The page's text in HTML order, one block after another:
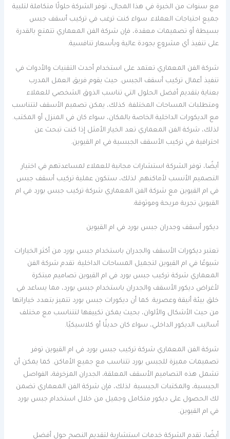
مع سنوات من الخبرة في هذا المجال، توفر الشركة حلولًا متكاملة لتلبية
جميع احتياجات العملاء. سواء كنت ترغب في تركيب أسقف جبس
بسيطة أو تصميمات معقدة، فإن شركة الفن المعماري تتمتع بالقدرة
على تنفيذ أي مشروع بجودة عالية وبأسعار تنافسية.
شركة الفن المعماري تعتمد على استخدام أحدث التقنيات والأدوات في
تنفيذ أعمال تركيب أسقف الجبس. حيث يقوم فريق العمل المدرب
بعناية بتقديم أفضل الحلول التي تناسب الذوق الشخصي للعملاء
ومتطلبات المساحات المختلفة. كذلك، يمكن تصميم الأسقف لتتناسب
مع الديكورات الداخلية الخاصة بالمكان، سواء كان في المنزل أو المكتب.
لذلك، شركة الفن المعماري تعد الخيار الأمثل إذا كنت تبحث عن
احترافية في تركيب الأسقف الجبسية في ام القيوين.
أيضًا، توفر الشركة استشارات مجانية للعملاء لمساعدتهم في اختيار
التصميم الأنسب لأماكنهم. لذلك، ستكون عملية تركيب أسقف جبس
في ام القيوين مع شركة الفن المعماري شركة تركيب جبس بورد في ام
القيوين تجربة مريحة وموثوقة.
ديكور أسقف وجدران جبس بورد في ام القيوين
تعتبر ديكورات الأسقف والجدران باستخدام جبس بورد من أكثر الخيارات
شيوعًا في ام القيوين لتجميل المساحات الداخلية. تقدم شركة الفن
المعماري شركة تركيب جبس بورد في ام القيوين تصاميم مبتكرة
لأغراض ديكور الأسقف والجدران باستخدام جبس بورد، مما يساعد في
خلق بيئة أنيقة وعصرية. كما أن ديكورات جبس بورد تتميز بتعدد خياراتها
من حيث الأشكال والألوان، بحيث يمكن تكييفها لتتناسب مع مختلف
أساليب الديكور الداخلي، سواء كان حديثًا أو كلاسيكيًا.
شركة الفن المعماري شركة تركيب جبس بورد في ام القيوين توفر
تصميمات مميزة للجبس بورد تتناسب مع جميع الأماكن. كما يمكن أن
تشمل هذه التصاميم الأسقف المعلقة، الجدران المزخرفة، الفواصل
الجبسية، والمكتبات الجبسية. لذلك، فإن شركة الفن المعماري تضمن
لك الحصول على ديكور متكامل وجميل من خلال استخدام جبس بورد
في ام القيوين.
أيضًا، تقدم الشركة خدمات استشارية لتقديم النصح حول أفضل